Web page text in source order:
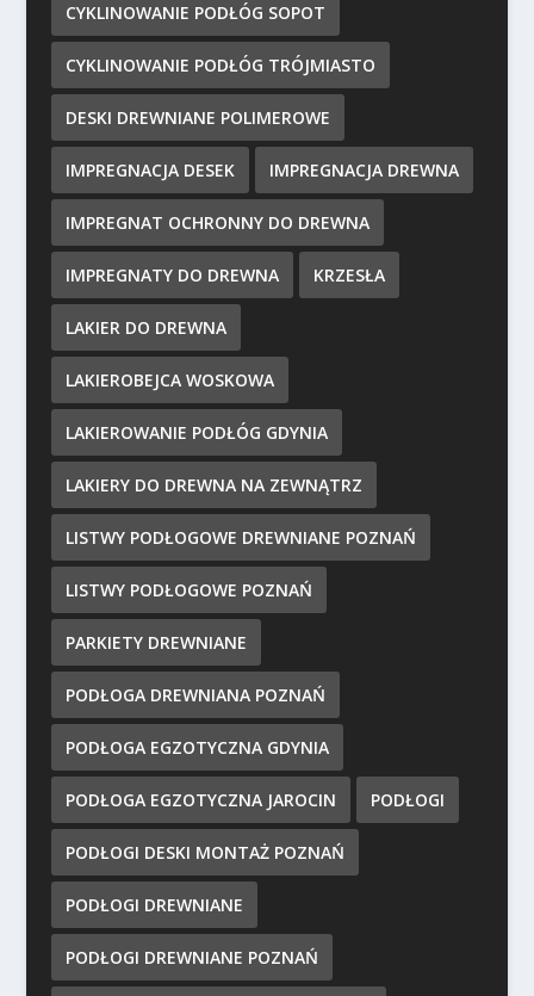
CYKLINOWANIE PODŁÓG SOPOT
CYKLINOWANIE PODŁÓG TRÓJMIASTO
DESKI DREWNIANE POLIMEROWE
IMPREGNACJA DESEK IMPREGNACJA DREWNA
IMPREGNAT OCHRONNY DO DREWNA
IMPREGNATY DO DREWNA KRZESŁA
LAKIER DO DREWNA
LAKIEROBEJCA WOSKOWA
LAKIEROWANIE PODŁÓG GDYNIA
LAKIERY DO DREWNA NA ZEWNĄTRZ
LISTWY PODŁOGOWE DREWNIANE POZNAŃ
LISTWY PODŁOGOWE POZNAŃ
PARKIETY DREWNIANE
PODŁOGA DREWNIANA POZNAŃ
PODŁOGA EGZOTYCZNA GDYNIA
PODŁOGA EGZOTYCZNA JAROCIN PODŁOGI
PODŁOGI DESKI MONTAŻ POZNAŃ
PODŁOGI DREWNIANE
PODŁOGI DREWNIANE POZNAŃ